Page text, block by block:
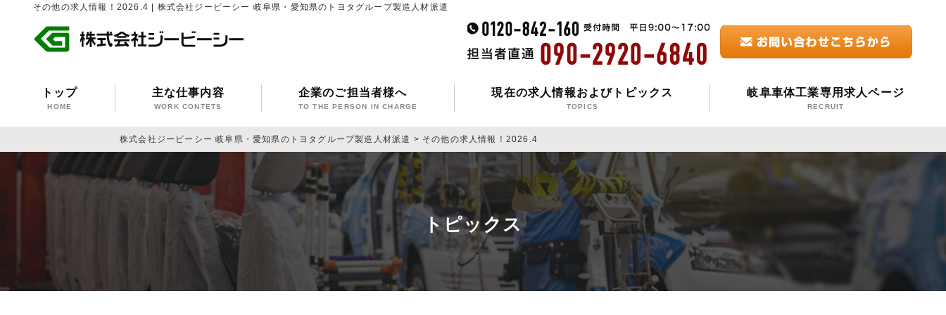
その他の求人情報！2026.4 | 株式会社ジービーシー 岐阜県・愛知県のトヨタグループ製造人材派遣
トップ
HOME
主な仕事内容
WORK CONTETS
企業のご担当者様へ
TO THE PERSON IN CHARGE
現在の求人情報およびトピックス
TOPICS
岐阜車体工業専用求人ページ
RECRUIT
株式会社ジービーシー 岐阜県・愛知県のトヨタグループ製造人材派遣 > その他の求人情報！2026.4
トピックス